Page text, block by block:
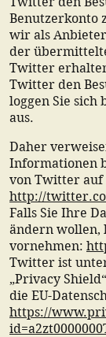
Benutzerkonto
wir als
der
Twitter
Twitter den
loggen Sie
aus.
Daher
Informationen
von Twitter auf
http://
Falls Sie Ihre
ändern wollen,
vornehmen:
Twitter ist
„Privacy
die EU-
https://